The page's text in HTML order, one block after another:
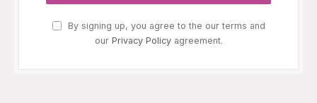
By signing up, you agree to the our terms and
our Privacy Policyagreement.